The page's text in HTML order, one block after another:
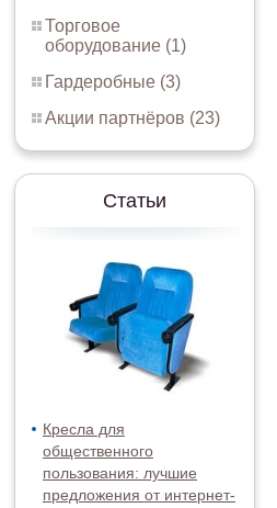
Торговое
оборудование (1)
Гардеробные (3)
Акции партнёров (23)
Статьи
Кресла для
общественного
пользования: лучшие
предложения от интернет-